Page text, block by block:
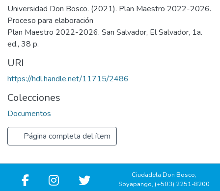
Universidad Don Bosco. (2021). Plan Maestro 2022-2026.
Proceso para elaboración
Plan Maestro 2022-2026. San Salvador, El Salvador, 1a.
ed., 38 p.
URI
https://hdl.handle.net/11715/2486
Colecciones
Documentos
Página completa del ítem
Ciudadela Don Bosco,
Soyapango, (+503) 2251-8200